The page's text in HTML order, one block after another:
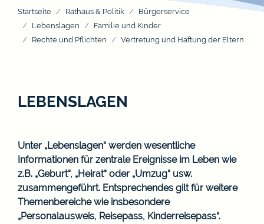
Startseite Rathaus & Politik
Bürgerservice
Lebenslagen
Familie und Kinder
Rechte und Pflichten
Vertretung und Haftung der Eltern
LEBENSLAGEN
Unter „Lebenslagen“ werden wesentliche
Informationen für zentrale Ereignisse im Leben wie
z.B. „Geburt“, „Heirat“ oder „Umzug“ usw.
zusammengeführt. Entsprechendes gilt für weitere
Themenbereiche wie insbesondere
„Personalausweis, Reisepass, Kinderreisepass“.